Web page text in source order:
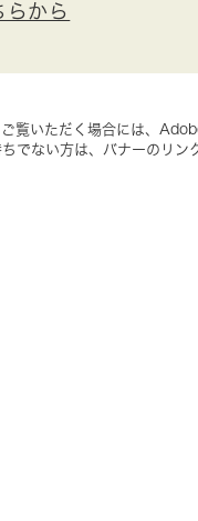
らから
覧いただく場合には、
でない方は、バナーのリン